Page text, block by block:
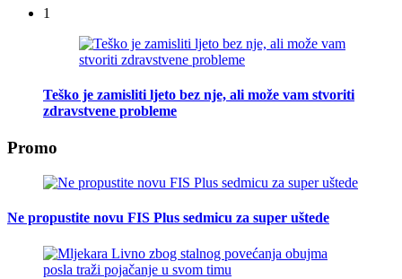
1
Teško je zamisliti ljeto bez nje, ali može vam stvoriti
zdravstvene probleme
Promo
Ne propustite novu FIS Plus sedmicu za super uštede